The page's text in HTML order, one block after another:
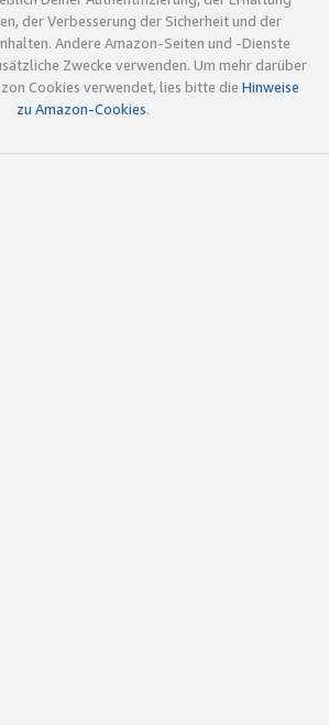
der Verbesserung der Sicherheit und der
Andere Amazon-Seiten und -Dienste
Zwecke verwenden. Um mehr darüber
Cookies verwendet, lies bitte die Hinweise
zu Amazon-Cookies.